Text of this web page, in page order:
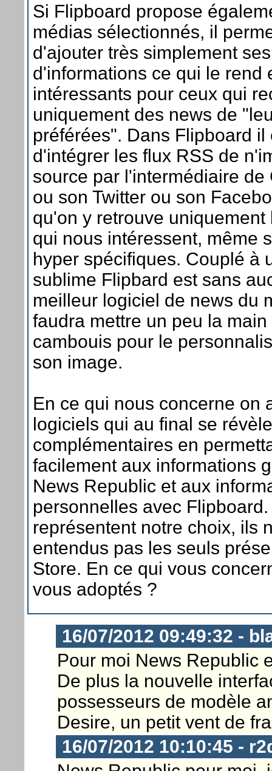
Si Flipboard propose
médias sélectionnés, il
d'ajouter très simplement
d'informations ce qui le rend
intéressants pour ceux qui
uniquement des news de
préférées". Dans Flipboard il
d'intégrer les flux RSS de
source par l'intermédiaire de
ou son Twitter ou son
qu'on y retrouve
qui nous intéressent, même
hyper spécifiques. Couplé à
sublime Flipbard est sans
meilleur logiciel de news du
faudra mettre un peu la
cambouis pour le
son image.
En ce qui nous concerne on
logiciels qui au final se
complémentaires en
facilement aux informations
News Republic et aux
personnelles avec
représentent notre choix, ils
entendus pas les seuls
Store. En ce qui vous
vous adoptés ?
16/07/2012 09:49:32 -
Pour moi News Republic
De plus la nouvelle
possesseurs de modèle
Desire, un petit vent de
16/07/2012 10:10:45 -